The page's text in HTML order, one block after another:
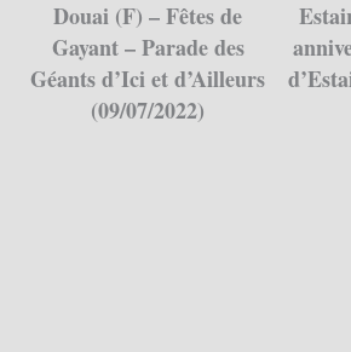
Douai (F) – Fêtes de
Gayant – Parade des
Géants d’Ici et d’Ailleurs
(09/07/2022)